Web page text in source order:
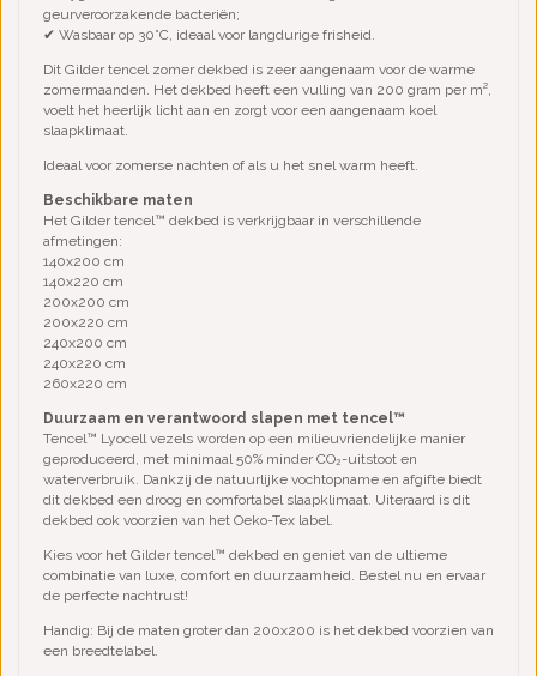
geurveroorzakende bacteriën;
✔ Wasbaar op 30°C, ideaal voor langdurige frisheid.
Dit Gilder tencel zomer dekbed is zeer aangenaam voor de warme
zomermaanden. Het dekbed heeft een vulling van 200 gram per m²,
voelt het heerlijk licht aan en zorgt voor een aangenaam koel
slaapklimaat.
Ideaal voor zomerse nachten of als u het snel warm heeft.
Beschikbare maten
Het Gilder tencel™ dekbed is verkrijgbaar in verschillende
afmetingen:
140x200 cm
140x220 cm
200x200 cm
200x220 cm
240x200 cm
240x220 cm
260x220 cm
Duurzaam en verantwoord slapen met tencel™
Tencel™ Lyocell vezels worden op een milieuvriendelijke manier
geproduceerd, met minimaal 50% minder CO₂-uitstoot en
waterverbruik. Dankzij de natuurlijke vochtopname en afgifte biedt
dit dekbed een droog en comfortabel slaapklimaat. Uiteraard is dit
dekbed ook voorzien van het Oeko-Tex label.
Kies voor het Gilder tencel™ dekbed en geniet van de ultieme
combinatie van luxe, comfort en duurzaamheid. Bestel nu en ervaar
de perfecte nachtrust!
Handig: Bij de maten groter dan 200x200 is het dekbed voorzien van
een breedtelabel.